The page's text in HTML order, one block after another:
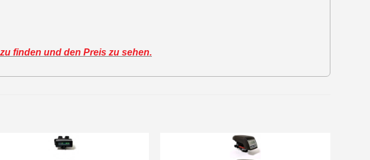
finden und den Preis zu sehen.